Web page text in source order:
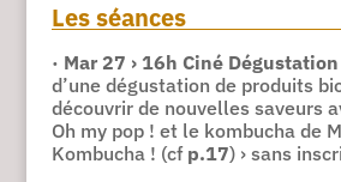
Les séances
· Mar 27 › 16h Ciné
d’une dégustation de produits
découvrir de nouvelles saveurs
Oh my pop ! et le kombucha de
Kombucha ! (cf p.17) › sans